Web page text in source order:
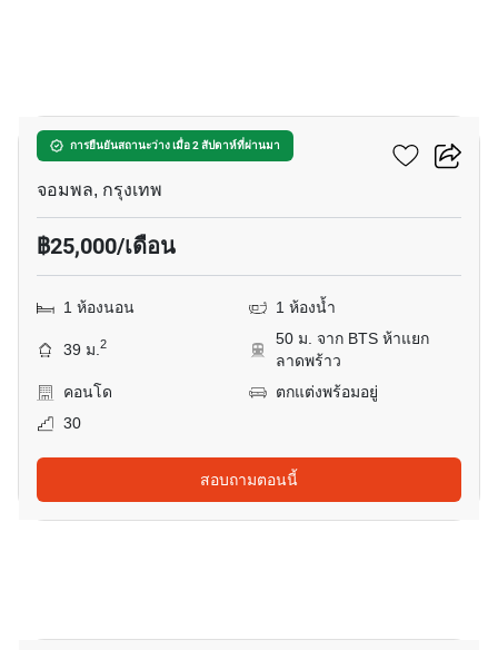
การยืนยันสถานะว่าง เมื่อ 2 สัปดาห์ที่ผ่านมา
เอ็ม ลาดพร้าว
จอมพล, กรุงเทพ
฿25,000/เดือน
1 ห้องนอน 1 ห้องน้ำ
39 ม.2
50 ม. จาก BTS ห้าแยก
ลาดพร้าว
คอนโด
ตกแต่งพร้อมอยู่
30
สอบถามตอนนี้